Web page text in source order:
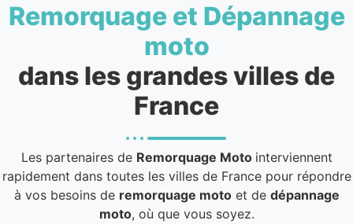
Remorquage et Dépannage
moto
dans les grandes villes de
France
Les partenaires de Remorquage Moto interviennent
rapidement dans toutes les villes de France pour répondre
à vos besoins de remorquage motoet de dépannage
moto, où que vous soyez.